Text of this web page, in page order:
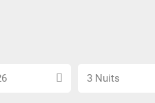
Sélectionnez
3 Nuits